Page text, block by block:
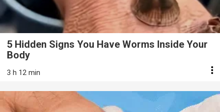
5 Hidden Signs You Have Worms Inside Your
Body
3 h 12 min